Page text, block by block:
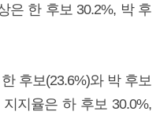
은 한 후보 30.2%, 박 후
후보(23.6%)와 박 후보
지율은 하 후보 30.0%,